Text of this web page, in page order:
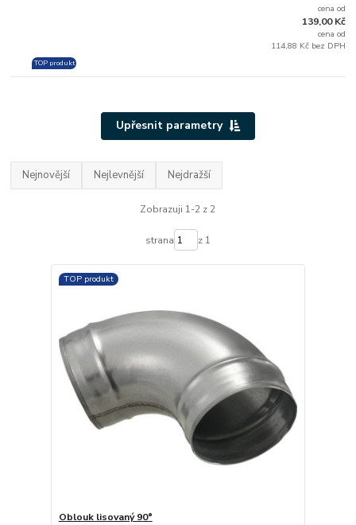
TOP produkt
cena od
139,00 Kč
cena od
114,88 Kč bez DPH
Upřesnit parametry
Nejnovější Nejlevnější Nejdražší
Zobrazuji 1-2 z 2
strana z 1
TOP produkt
Oblouk lisovaný 90°